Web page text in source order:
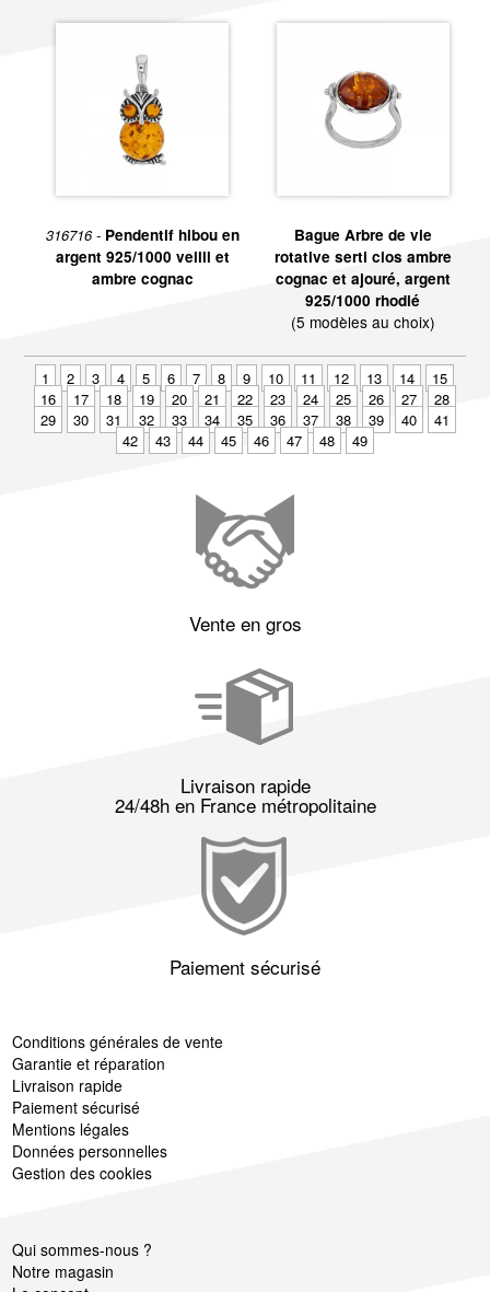
316716 - Pendentif hibou en
argent 925/1000 veilli et
ambre cognac
Bague Arbre de vie
rotative serti clos ambre
cognac et ajouré, argent
925/1000 rhodié
(5 modèles au choix)
1 2 3 4 5 6 7 8 9 10 11 12 13 14
15
16
17 18 19 20 21 22 23 24 25 26 27
28
29
30 31 32 33 34 35 36 37 38 39 40
41
42
43 44 45 46 47 48 49
Vente en gros
Livraison rapide
24/48h en France métropolitaine
Paiement sécurisé
Conditions générales de vente
Garantie et réparation
Livraison rapide
Paiement sécurisé
Mentions légales
Données personnelles
Gestion des cookies
Qui sommes-nous ?
Notre magasin